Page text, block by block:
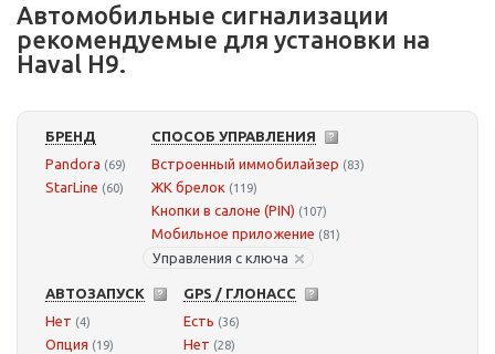
Автомобильные сигнализации
рекомендуемые для установки на
Haval H9.
БРЕНД
Pandora (69)
StarLine (60)
СПОСОБ УПРАВЛЕНИЯ
Встроенный иммобилайзер (83)
ЖК брелок (119)
Кнопки в салоне (PIN) (107)
Мобильное приложение (81)
Управления с ключа
АВТОЗАПУСК
Нет (4)
Опция (19)
GPS / ГЛОНАСС
Есть (36)
Нет (28)